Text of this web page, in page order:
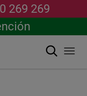
269 269
Buscar